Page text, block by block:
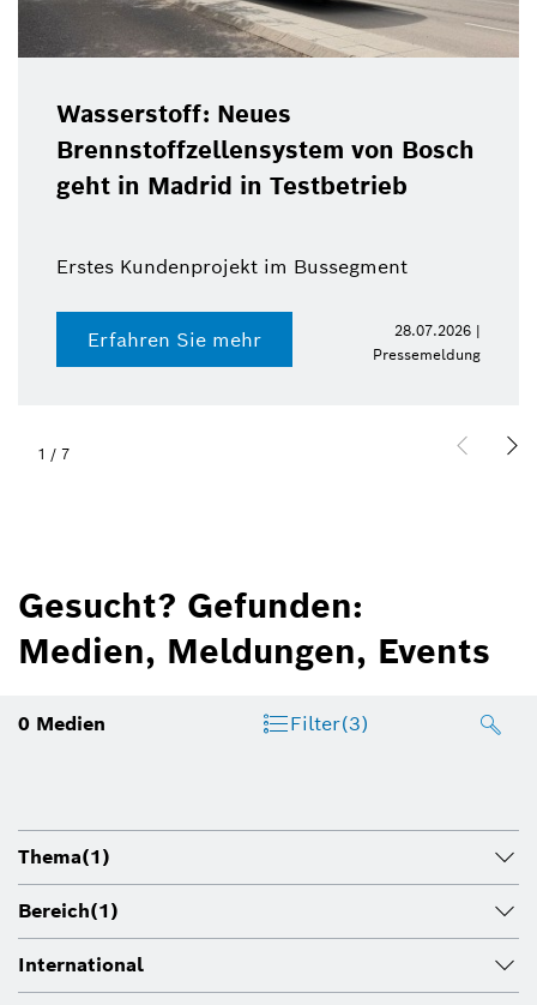
Wasserstoff: Neues
Brennstoffzellensystem von Bosch
geht in Madrid in Testbetrieb
Erstes Kundenprojekt im Bussegment
Erfahren Sie mehr
28.07.2026 |
Pressemeldung
1 / 7
Gesucht? Gefunden:
Medien, Meldungen, Events
0 Medien Filter(3)
Thema(1)
Bereich(1)
International